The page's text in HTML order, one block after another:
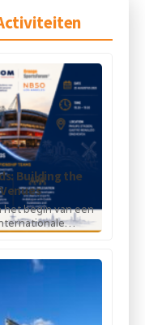
Building the
het begin van een
investeringen in